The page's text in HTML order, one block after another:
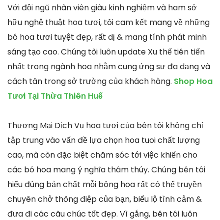
Với đội ngũ nhân viên giàu kinh nghiệm và ham sở
hữu nghệ thuật hoa tươi, tôi cam kết mang về những
bó hoa tươi tuyệt đẹp, rất dị & mang tính phát minh
sáng tạo cao. Chúng tôi luôn update Xu thế tiên tiến
nhất trong ngành hoa nhằm cung ứng sự đa dạng và
cách tân trong sở trường của khách hàng. Shop Hoa
Tươi Tại Thừa Thiên Huế
Thương Mại Dịch Vụ hoa tươi của bên tôi không chỉ
tập trung vào vấn đề lựa chọn hoa tuoi chất lượng
cao, mà còn đặc biệt chăm sóc tới việc khiến cho
các bó hoa mang ý nghĩa thâm thúy. Chúng bên tôi
hiểu đúng bản chất mỗi bông hoa rất có thể truyền
chuyên chở thông điệp của bạn, biểu lộ tình cảm &
đưa đi các câu chúc tốt đẹp. Vì gắng, bên tôi luôn